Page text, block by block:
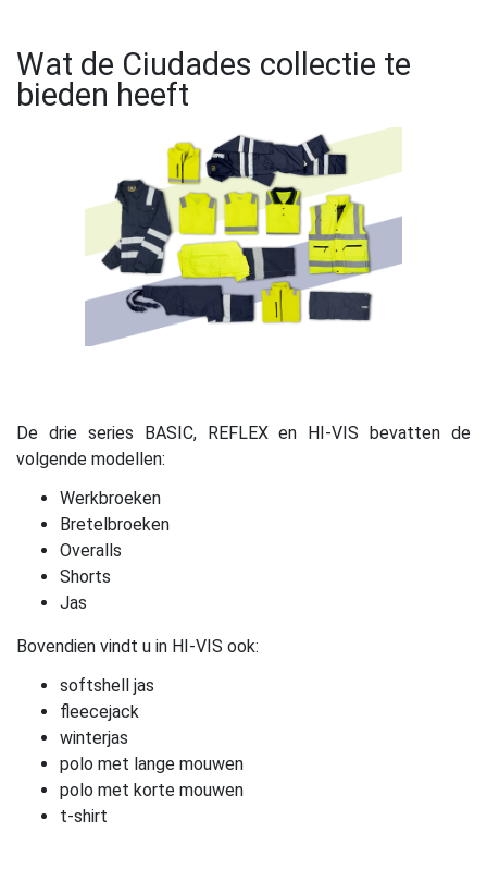
Wat de Ciudades collectie te
bieden heeft
De drie series BASIC, REFLEX en HI-VIS bevatten de
volgende modellen:
Werkbroeken
Bretelbroeken
Overalls
Shorts
Jas
Bovendien vindt u in HI-VIS ook:
softshell jas
fleecejack
winterjas
polo met lange mouwen
polo met korte mouwen
t-shirt